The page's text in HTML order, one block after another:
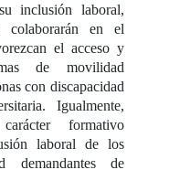
inclusión laboral,
en el
el acceso y
de movilidad
con discapacidad
Igualmente,
formativo
laboral de los
demandantes de